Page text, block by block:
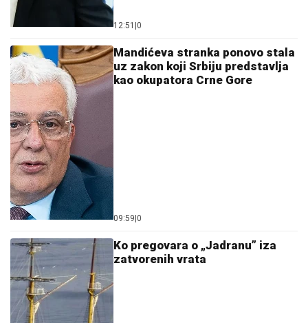
12:51 |0
Mandićeva stranka ponovo stala
uz zakon koji Srbiju predstavlja
kao okupatora Crne Gore
09:59|0
Ko pregovara o „Jadranu” iza
zatvorenih vrata